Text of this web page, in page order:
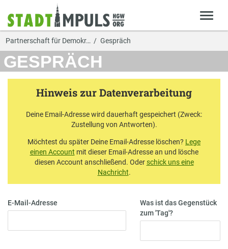
Partnerschaft für Demokr… Gespräch
GESPRÄCH
Hinweis zur Datenverarbeitung
Deine Email-Adresse wird dauerhaft gespeichert (Zweck:
Zustellung von Antworten).
Möchtest du später Deine Email-Adresse löschen? Lege
einen Account mit dieser Email-Adresse an und lösche
diesen Account anschließend. Oderschick uns eine
Nachricht.
E-Mail-Adresse
Was ist das Gegenstück
zum 'Tag'?